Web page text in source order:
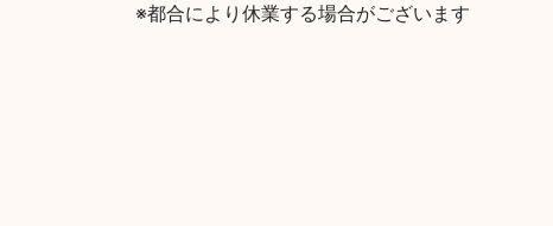
※都合により休業する場合がございます